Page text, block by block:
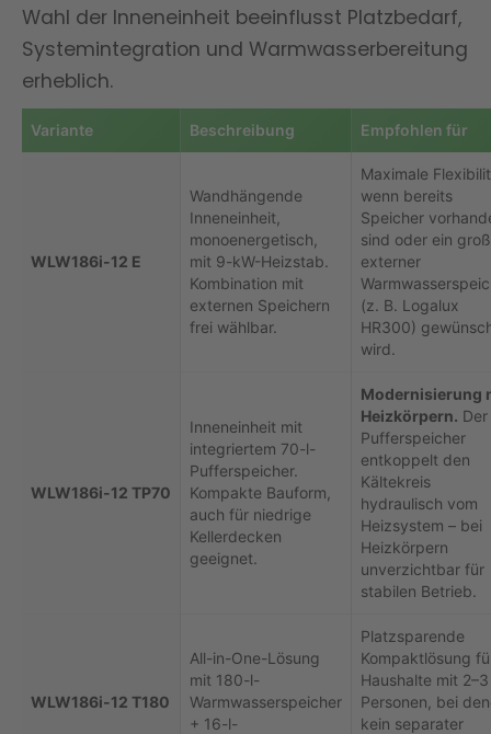
Wahl der Inneneinheit beeinflusst Platzbedarf,
Systemintegration und Warmwasserbereitung
erheblich.
Variante Beschreibung Empfohlen für
WLW186i-12 E
Wandhängende
Inneneinheit,
monoenergetisch,
mit 9-kW-Heizstab.
Kombination mit
externen Speichern
frei wählbar.
Maximale
wenn bereits
Speicher
sind oder ein
externer
(z. B. Logalux
HR300)
wird.
WLW186i-12 TP70
Inneneinheit mit
integriertem 70-l-
Pufferspeicher.
Kompakte Bauform,
auch für niedrige
Kellerdecken
geeignet.
Modernisierung
Heizkörpern. Der
Pufferspeicher
entkoppelt den
Kältekreis
hydraulisch vom
Heizsystem – bei
Heizkörpern
unverzichtbar für
stabilen Betrieb.
WLW186i-12 T180
All-in-One-Lösung
mit 180-l-
Warmwasserspeicher
+ 16-l-
Platzsparende
Kompaktlösung
Haushalte mit 2–3
Personen, bei
kein separater